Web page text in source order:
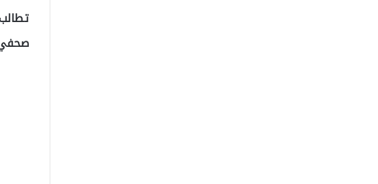
صحفي عقد اليوم